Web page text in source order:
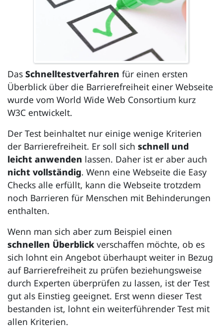
Das Schnelltestverfahren für einen ersten
Überblick über die Barrierefreiheit einer Webseite
wurde vom World Wide Web Consortium kurz
W3C entwickelt.
Der Test beinhaltet nur einige wenige Kriterien
der Barrierefreiheit. Er soll sich schnell und
leicht anwenden lassen. Daher ist er aber auch
nicht vollständig. Wenn eine Webseite die Easy
Checks alle erfüllt, kann die Webseite trotzdem
noch Barrieren für Menschen mit Behinderungen
enthalten.
Wenn man sich aber zum Beispiel einen
schnellen Überblick verschaffen möchte, ob es
sich lohnt ein Angebot überhaupt weiter in Bezug
auf Barrierefreiheit zu prüfen beziehungsweise
durch Experten überprüfen zu lassen, ist der Test
gut als Einstieg geeignet. Erst wenn dieser Test
bestanden ist, lohnt ein weiterführender Test mit
allen Kriterien.